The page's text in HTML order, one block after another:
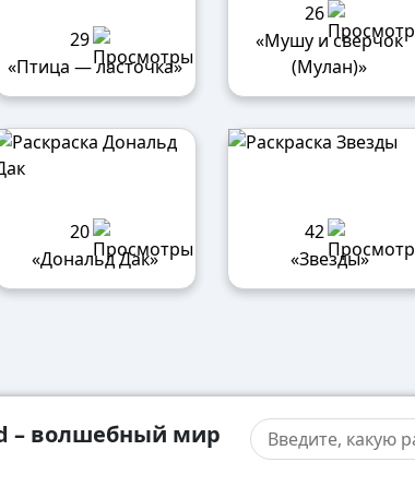
29
«Птица — ласточка»
26
«Мушу и сверчок
(Мулан)»
20
«Дональд Дак»
42
«Звезды»
– волшебный мир